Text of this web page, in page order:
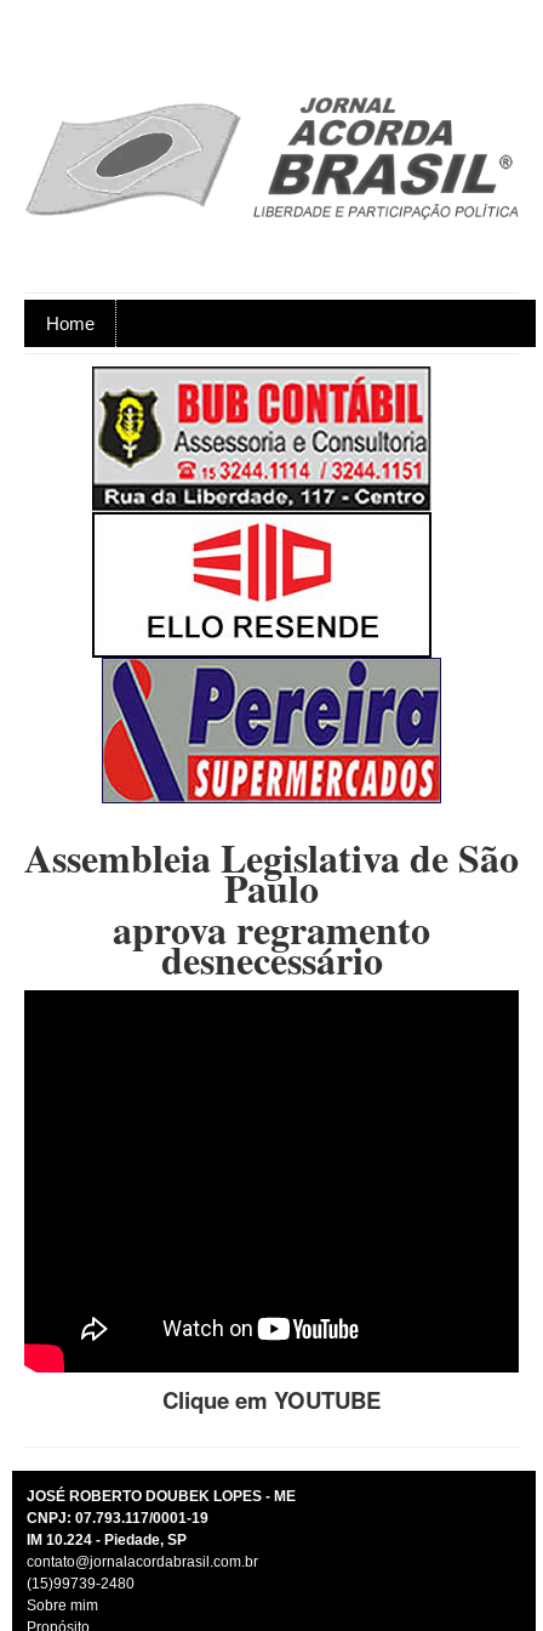
Home
Ano XX - Postagens nos dias úteis,
de segunda a sexta-feira
Assembleia Legislativa de São
Paulo
aprova regramento
desnecessário
Clique em YOUTUBE
JOSÉ ROBERTO DOUBEK LOPES - ME
CNPJ: 07.793.117/0001-19
IM 10.224 - Piedade, SP
contato@jornalacordabrasil.com.br
(15)99739-2480
Sobre mim
Propósito